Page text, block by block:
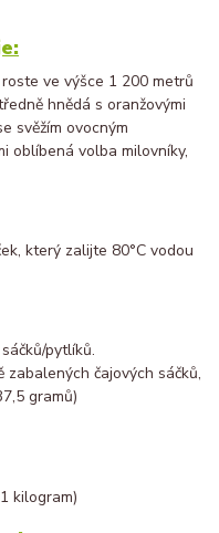
ve výšce 1 200 metrů
hnědá s oranžovými
svěžím ovocným
oblíbená volba milovníky,
který zalijte 80°C vodou
pytlíků.
čajových sáčků,
gramů)
kilogram)